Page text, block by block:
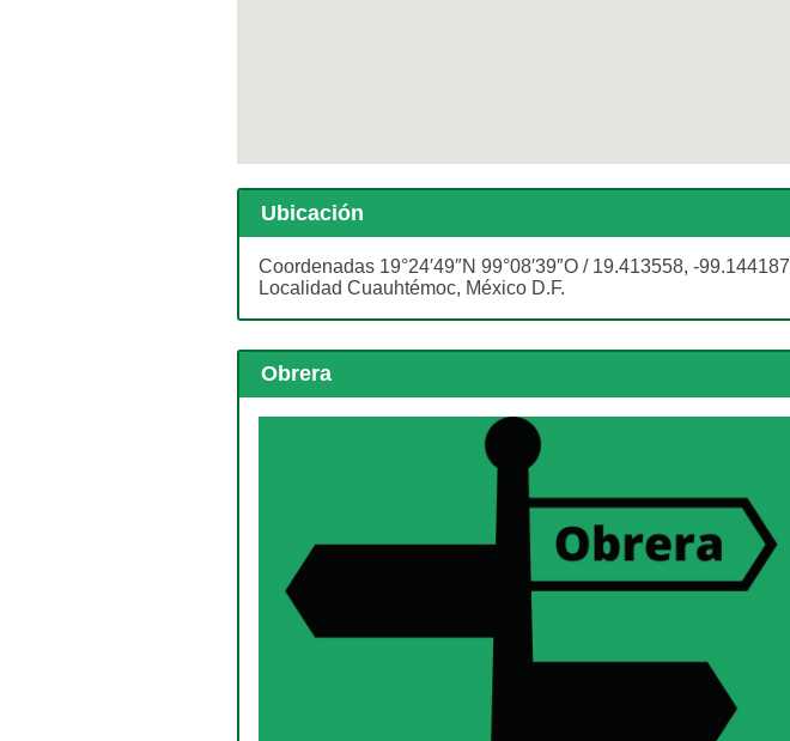
Ubicación
Coordenadas 19°24′49″N 99°08′39″O / 19.413558, -99.144187
Localidad Cuauhtémoc, México D.F.
Obrera